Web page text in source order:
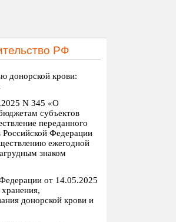
РФ
донорской крови:
N 345 «О
субъектов
переданного
Российской Федерации
ежегодной
знаком
от 14.05.2025
донорской крови и